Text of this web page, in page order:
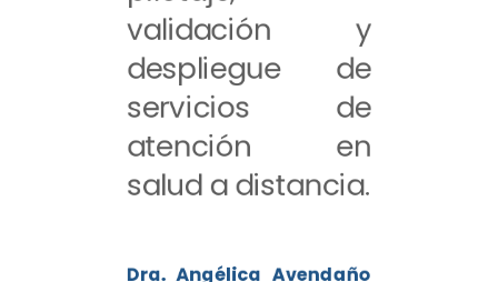
validación y
despliegue de
servicios de
atención en
salud a distancia.
Dra. Angélica Avendaño